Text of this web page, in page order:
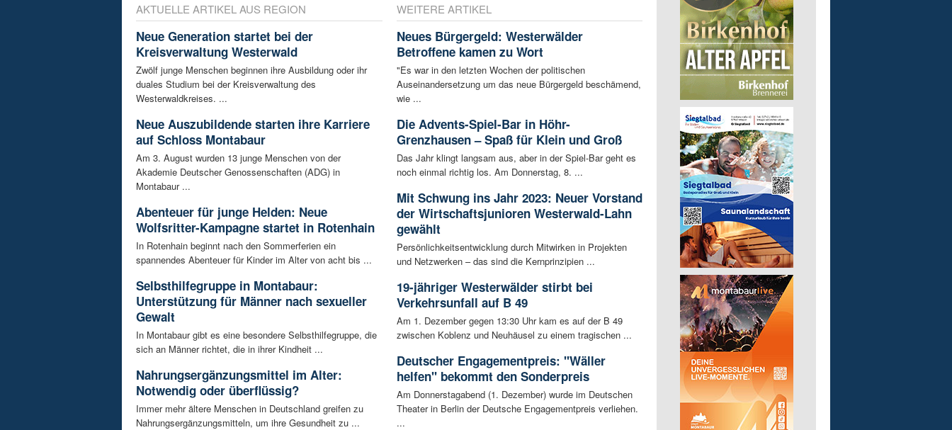
AKTUELLE ARTIKEL AUS REGION
Neue Generation startet bei der
Kreisverwaltung Westerwald
Zwölf junge Menschen beginnen ihre Ausbildung oder ihr
duales Studium bei der Kreisverwaltung des
Westerwaldkreises. ...
Neue Auszubildende starten ihre Karriere
auf Schloss Montabaur
Am 3. August wurden 13 junge Menschen von der
Akademie Deutscher Genossenschaften (ADG) in
Montabaur ...
Abenteuer für junge Helden: Neue
Wolfsritter-Kampagne startet in Rotenhain
In Rotenhain beginnt nach den Sommerferien ein
spannendes Abenteuer für Kinder im Alter von acht bis ...
Selbsthilfegruppe in Montabaur:
Unterstützung für Männer nach sexueller
Gewalt
In Montabaur gibt es eine besondere Selbsthilfegruppe, die
sich an Männer richtet, die in ihrer Kindheit ...
Nahrungsergänzungsmittel im Alter:
Notwendig oder überflüssig?
Immer mehr ältere Menschen in Deutschland greifen zu
Nahrungsergänzungsmitteln, um ihre Gesundheit zu ...
WEITERE ARTIKEL
Neues Bürgergeld: Westerwälder
Betroffene kamen zu Wort
"Es war in den letzten Wochen der politischen
Auseinandersetzung um das neue Bürgergeld beschämend,
wie ...
Die Advents-Spiel-Bar in Höhr-
Grenzhausen – Spaß für Klein und Groß
Das Jahr klingt langsam aus, aber in der Spiel-Bar geht es
noch einmal richtig los. Am Donnerstag, 8. ...
Mit Schwung ins Jahr 2023: Neuer Vorstand
der Wirtschaftsjunioren Westerwald-Lahn
gewählt
Persönlichkeitsentwicklung durch Mitwirken in Projekten
und Netzwerken – das sind die Kernprinzipien ...
19-jähriger Westerwälder stirbt bei
Verkehrsunfall auf B 49
Am 1. Dezember gegen 13:30 Uhr kam es auf der B 49
zwischen Koblenz und Neuhäusel zu einem tragischen ...
Deutscher Engagementpreis: "Wäller
helfen" bekommt den Sonderpreis
Am Donnerstagabend (1. Dezember) wurde im Deutschen
Theater in Berlin der Deutsche Engagementpreis verliehen.
...